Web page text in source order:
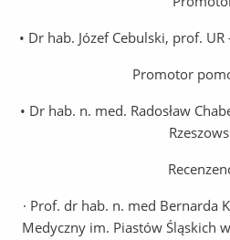
• Dr hab. Józef Cebulski, prof.
Promotor
• Dr hab. n. med. Radosław
· Prof. dr hab. n. med Bernarda
Medyczny im. Piastów Śląskich